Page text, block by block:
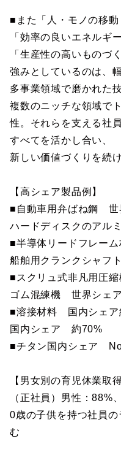
■また「人・モノの移動
「効率の良いエネルギ
「生産性の高いものづ
強みとしているのは、
多事業領域で磨かれた
複数のニッチな領域で
性。それらを支える社
すべてを活かし合い、
新しい価値づくりを続
【高シェア製品例】
■自動車用弁ばね鋼 世
ハードディスクのアル
■半導体リードフレー
船舶用クランクシャフ
■スクリュ式非凡用圧
ゴム混練機 世界シェ
■溶接材料 国内シェ
国内シェア 約70%
■チタン国内シェア
【男女別の育児休業取
（正社員）男性：
0歳の子供を持つ社員
む